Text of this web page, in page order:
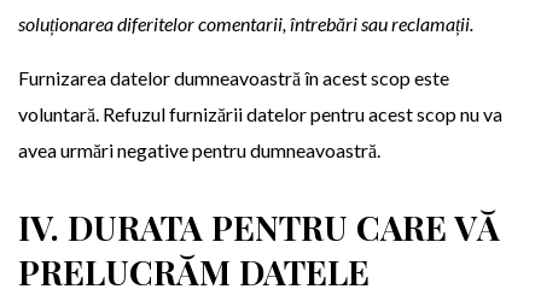
soluționarea diferitelor comentarii, întrebări sau reclamații.
Furnizarea datelor dumneavoastră în acest scop este
voluntară. Refuzul furnizării datelor pentru acest scop nu va
avea urmări negative pentru dumneavoastră.
IV. DURATA PENTRU CARE VĂ
PRELUCRĂM DATELE